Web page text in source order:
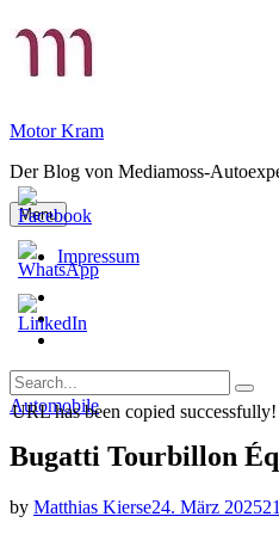
to
Motor Kram
Der Blog von Mediamoss-
Menu
Impressum
Einstellungen
ändern
Historie
der
Einstellungen
Einwilligungen
Search
for:
Categories
Automobile
Bugatti Tourbillon
by Matthias Kierse24. März 2025
URL has been copied successfully!